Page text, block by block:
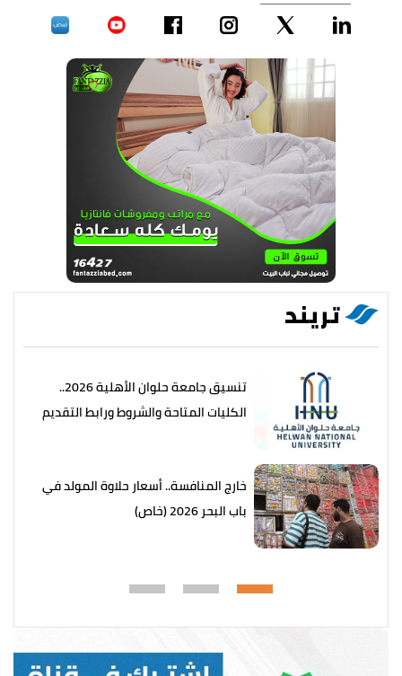
تريند
تنسيق جامعة حلوان الأهلية 2026..
الكليات المتاحة والشروط ورابط التقديم
خارج المنافسة.. أسعار حلاوة المولد في
باب البحر 2026 (خاص)